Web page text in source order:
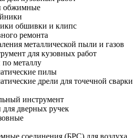
обжимные
обшивки и клипс
ремонта
металлической пыли и газов
для кузовных работ
по металлу
пилы
дрели для точечной сварки
инструмент
дверных ручек